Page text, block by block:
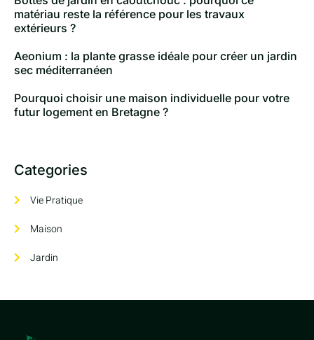
matériau reste la référence pour les travaux
extérieurs ?
Aeonium : la plante grasse idéale pour créer un jardin
sec méditerranéen
Pourquoi choisir une maison individuelle pour votre
futur logement en Bretagne ?
Categories
Vie Pratique
Maison
Jardin